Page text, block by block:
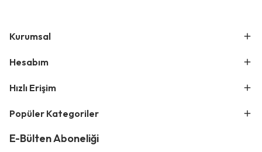
Kurumsal
Hesabım
Hızlı Erişim
Popüler Kategoriler
E-Bülten Aboneliği